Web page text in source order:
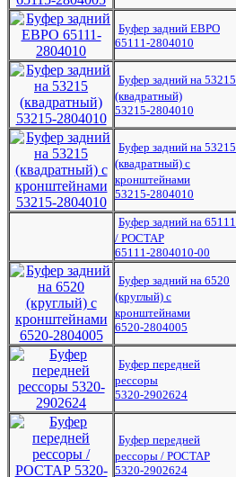
Буфер задний ЕВРО
65111-2804010
Буфер задний на 53215
(квадратный)
53215-2804010
Буфер задний на 53215
(квадратный) с
кронштейнами
53215-2804010
Буфер задний на 65111
/ РОСТАР
65111-2804010-00
Буфер задний на 6520
(круглый) с
кронштейнами
6520-2804005
Буфер передней
рессоры
5320-2902624
Буфер передней
рессоры / РОСТАР
5320-2902624